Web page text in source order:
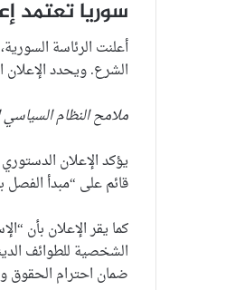
سوريا تعتمد
أعلنت الرئاسة
الشرع. ويحدد الإعلان
ملامح النظام
يؤكد الإعلان
قائم على “مبدأ الفصل
كما يقر الإعلان بأن
الشخصية للطوائف
ضمان احترام الحقوق